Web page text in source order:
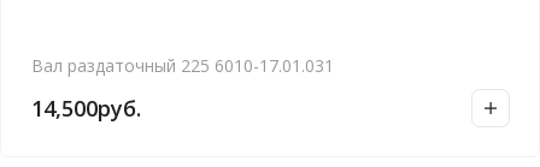
Вал раздаточный 225 6010-17.01.031
14,500руб.